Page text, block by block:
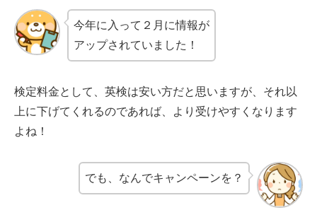
今年に入って２月に情報が
アップされていました！
検定料金として、英検は安い方だと思いますが、それ以
上に下げてくれるのであれば、より受けやすくなります
よね！
でも、なんでキャンペーンを？